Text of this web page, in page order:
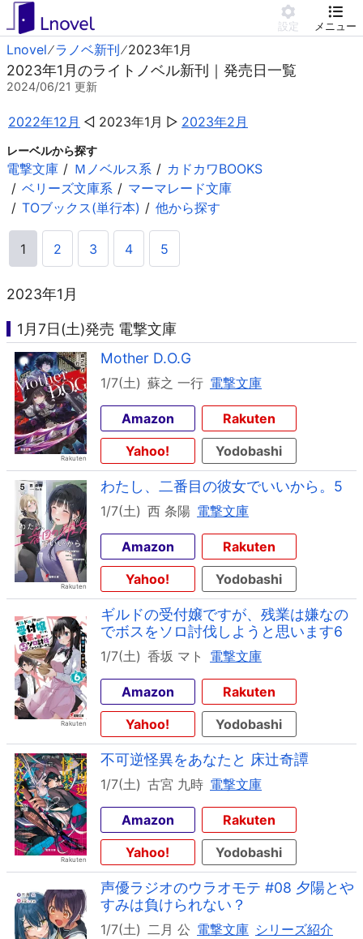
設定 メニュー
Lnovel ラノベ新刊 2023年1月
2023年1月のライトノベル新刊｜発売日一覧
2024/06/21 更新
2022年12月 2023年1月 2023年2月
レーベルから探す
電撃文庫 Ｍノベルス系
カドカワBOOKS
ベリーズ文庫系
マーマレード文庫
TOブックス(単行本)
他から探す
1 2 3 4 5
2023年1月
1月7日(土)発売 電撃文庫
Mother D.O.G
1/7(土) 蘇之 一行 電撃文庫
Amazon
Rakuten
Yahoo!
Yodobashi
わたし、二番目の彼女でいいから。5
1/7(土) 西 条陽 電撃文庫
Amazon
Rakuten
Yahoo!
Yodobashi
ギルドの受付嬢ですが、残業は嫌なの
でボスをソロ討伐しようと思います6
1/7(土) 香坂 マト 電撃文庫
Amazon
Rakuten
Yahoo!
Yodobashi
不可逆怪異をあなたと 床辻奇譚
1/7(土) 古宮 九時 電撃文庫
Amazon
Rakuten
Yahoo!
Yodobashi
声優ラジオのウラオモテ #08 夕陽とや
すみは負けられない？
1/7(土) 二月 公 電撃文庫 シリーズ紹介